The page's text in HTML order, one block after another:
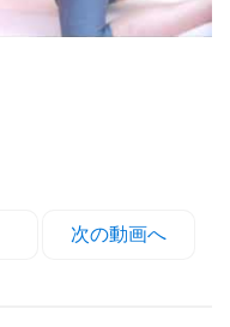
次の動画へ